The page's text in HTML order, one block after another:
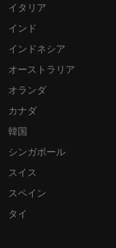
イタリア
インド
インドネシア
オーストラリア
オランダ
カナダ
韓国
シンガポール
スイス
スペイン
タイ